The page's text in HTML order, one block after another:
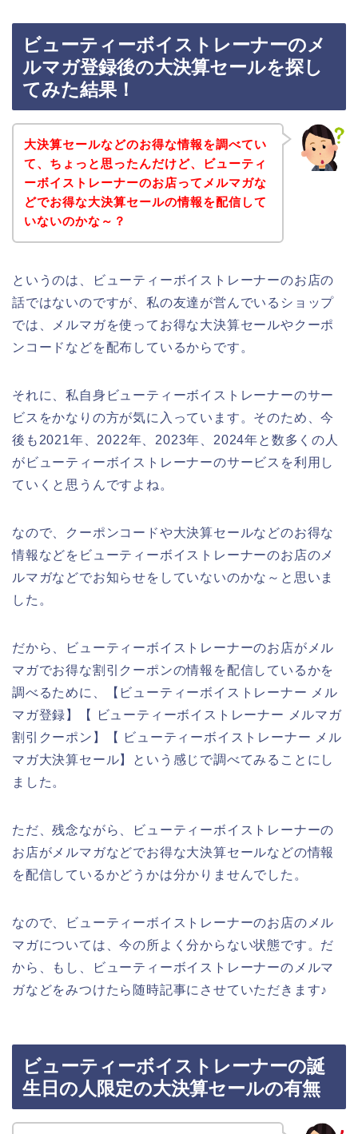
ビューティーボイストレーナーのメ
ルマガ登録後の大決算セールを探し
てみた結果！
大決算セールなどのお得な情報を調べてい
て、ちょっと思ったんだけど、ビューティ
ーボイストレーナーのお店ってメルマガな
どでお得な大決算セールの情報を配信して
いないのかな～？
というのは、ビューティーボイストレーナーのお店の
話ではないのですが、私の友達が営んでいるショップ
では、メルマガを使ってお得な大決算セールやクーポ
ンコードなどを配布しているからです。
それに、私自身ビューティーボイストレーナーのサー
ビスをかなりの方が気に入っています。そのため、今
後も2021年、2022年、2023年、2024年と数多くの人
がビューティーボイストレーナーのサービスを利用し
ていくと思うんですよね。
なので、クーポンコードや大決算セールなどのお得な
情報などをビューティーボイストレーナーのお店のメ
ルマガなどでお知らせをしていないのかな～と思いま
した。
だから、ビューティーボイストレーナーのお店がメル
マガでお得な割引クーポンの情報を配信しているかを
調べるために、【ビューティーボイストレーナー メル
マガ登録】【 ビューティーボイストレーナー メルマガ
割引クーポン】【 ビューティーボイストレーナー メル
マガ大決算セール】という感じで調べてみることにし
ました。
ただ、残念ながら、ビューティーボイストレーナーの
お店がメルマガなどでお得な大決算セールなどの情報
を配信しているかどうかは分かりませんでした。
なので、ビューティーボイストレーナーのお店のメル
マガについては、今の所よく分からない状態です。だ
から、もし、ビューティーボイストレーナーのメルマ
ガなどをみつけたら随時記事にさせていただきます♪
ビューティーボイストレーナーの誕
生日の人限定の大決算セールの有無